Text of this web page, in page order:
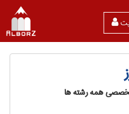
همه رشته ها